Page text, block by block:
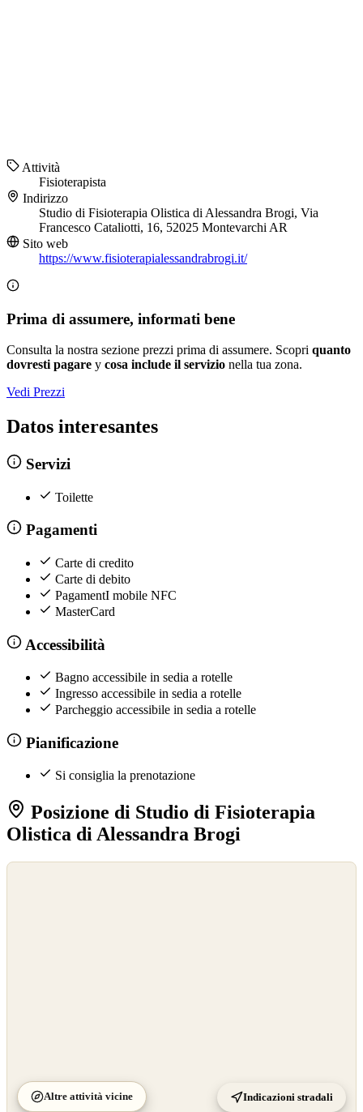
Attività
Fisioterapista
Indirizzo
Studio di Fisioterapia Olistica di Alessandra Brogi, Via
Francesco Cataliotti, 16, 52025 Montevarchi AR
Sito web
https://www.fisioterapialessandrabrogi.it/
Prima di assumere, informati bene
Consulta la nostra sezione prezzi prima di assumere. Scopri quanto
dovresti pagare y cosa include il servizio nella tua zona.
Vedi Prezzi
Datos interesantes
Servizi
Toilette
Pagamenti
Carte di credito
Carte di debito
PagamentI mobile NFC
MasterCard
Accessibilità
Bagno accessibile in sedia a rotelle
Ingresso accessibile in sedia a rotelle
Parcheggio accessibile in sedia a rotelle
Pianificazione
Si consiglia la prenotazione
Posizione di Studio di Fisioterapia
Olistica di Alessandra Brogi
Altre attività vicine Indicazioni stradali